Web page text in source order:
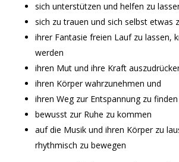
sich unterstützen und helfen zu
sich zu trauen und sich selbst etwas
ihrer Fantasie freien Lauf zu lassen,
werden
ihren Mut und ihre Kraft
ihren Körper wahrzunehmen und
ihren Weg zur Entspannung zu finden
bewusst zur Ruhe zu kommen
auf die Musik und ihren Körper zu
rhythmisch zu bewegen